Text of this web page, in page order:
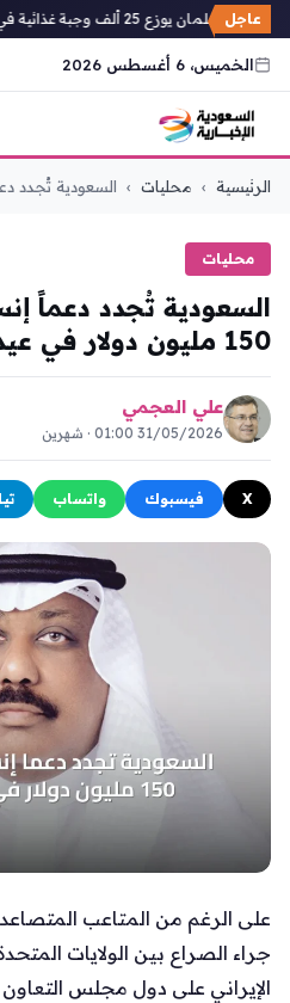
عاجل
يوزع 25 ألف وجبة غذائية في قطاع غزة
الخميس، 6 أغسطس 2026
التجاوز
الرئيسية › محليات › السعودية تُجدد
محليات
السعودية تُجدد دعماً
150 مليون دولار في عيد الأضحى
علي العجمي
31/05/2026 01:00 · شهرين
X فيسبوك واتساب
على الرغم من المتاعب
جراء الصراع بين الولايات
الإيراني على دول مجلس التعاون